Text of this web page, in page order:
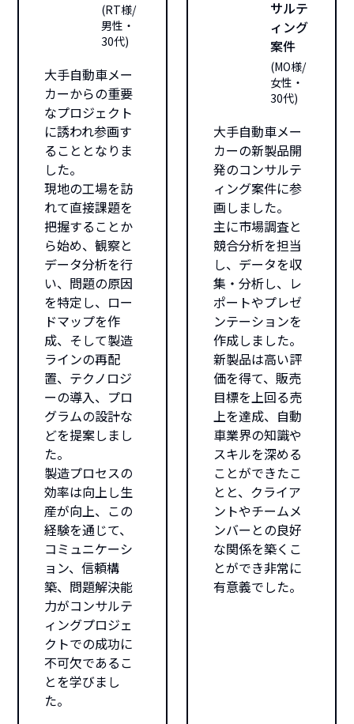
(RT様/
男性・
30代)
大手自動車メー
カーからの重要
なプロジェクト
に誘われ参画す
ることとなりま
した。
現地の工場を訪
れて直接課題を
把握することか
ら始め、観察と
データ分析を行
い、問題の原因
を特定し、ロー
ドマップを作
成、そして製造
ラインの再配
置、テクノロジ
ーの導入、プロ
グラムの設計な
どを提案しまし
た。
製造プロセスの
効率は向上し生
産が向上、この
経験を通じて、
コミュニケーシ
ョン、信頼構
築、問題解決能
力がコンサルテ
ィングプロジェ
クトでの成功に
不可欠であるこ
とを学びまし
た。
サルテ
ィング
案件
(MO様/
女性・
30代)
大手自動車メー
カーの新製品開
発のコンサルテ
ィング案件に参
画しました。
主に市場調査と
競合分析を担当
し、データを収
集・分析し、レ
ポートやプレゼ
ンテーションを
作成しました。
新製品は高い評
価を得て、販売
目標を上回る売
上を達成、自動
車業界の知識や
スキルを深める
ことができたこ
とと、クライア
ントやチームメ
ンバーとの良好
な関係を築くこ
とができ非常に
有意義でした。